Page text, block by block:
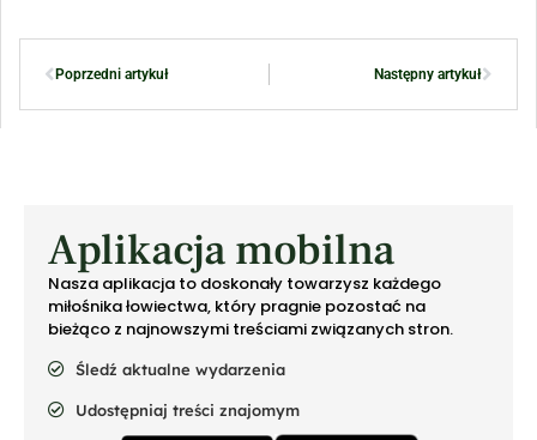
Poprzedni artykuł Następny artykuł
Aplikacja mobilna
Nasza aplikacja to doskonały towarzysz każdego
miłośnika łowiectwa, który pragnie pozostać na
bieżąco z najnowszymi treściami związanych stron.
Śledź aktualne wydarzenia
Udostępniaj treści znajomym